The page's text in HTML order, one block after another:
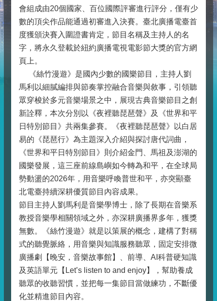
會組成由20個國家、百位國際評審進行評分，僅有少
數的頂尖作品能通過初審進入決賽。臺北廣播電臺首
度獲頒決賽入圍證書肯定，節目名稱及主持人的名
字，將永久登載於紐約廣播電視電影節大獎的官方網
頁上。
《絲竹漫遊》是國內少數的國樂節目，主持人劉
馬利以細膩編排與節奏掌控融合音樂與敘事，引領聽
眾穿梭於多元音樂場景之中，展現古典音樂節目之創
新詮釋，本次分別以《夜裡聽琵琶聲》及《世界和平
日特別節目》共兩集參賽。《夜裡聽琵琶聲》以白居
易的《琵琶行》為主題深入介紹與探討唐代詞曲，
《世界和平日特別節目》則介紹金門、馬祖及澎湖的
國樂發展，這三座前線島嶼如今轉為和平，在全球局
勢動盪的2026年，用音樂呼喚普世和平，亦突顯臺
北電臺持續深耕優質節目內容成果。
節目主持人劉馬利是音樂學博士，除了長期在音樂系
教授音樂學相關領域之外，亦深耕廣播界多年，獲獎
無數。《絲竹漫遊》就是以策展的概念，建構了對稱
式的聽覺脈絡，用音樂與知識服務聽眾，固定安排微
廣播劇【晚安，音樂故事館】、前導、AI科普硬知識
及英語單元【Let’s listen to and enjoy】，幫助養成
聽眾的收聽習慣，並把每一集節目當做練功，不斷優
化並精進節目內容。